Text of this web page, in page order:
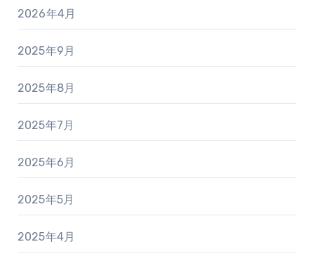
2026年4月
2025年9月
2025年8月
2025年7月
2025年6月
2025年5月
2025年4月